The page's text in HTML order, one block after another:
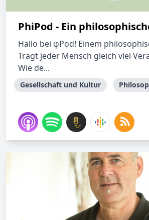
PhiPod - Ein
Hallo bei φPod! Einem
Trägt jeder Mensch gleich viel
Wie de...
Gesellschaft und Kultur